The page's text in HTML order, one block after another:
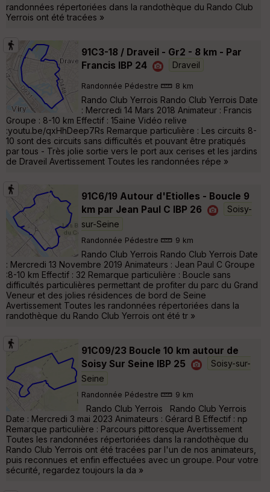
randonnées répertoriées dans la randothèque du Rando Club
Yerrois ont été tracées »
91C3-18 / Draveil - Gr2 - 8 km - Par
Francis IBP 24
Draveil
Randonnée Pédestre 8 km
Rando Club Yerrois Rando Club Yerrois Date
: Mercredi 14 Mars 2018 Animateur : Francis
Groupe : 8-10 km Effectif : 15aine Vidéo relive
:youtu.be/qxHhDeep7Rs Remarque particulière : Les circuits 8-
10 sont des circuits sans difficultés et pouvant être pratiqués
par tous - Très jolie sortie vers le port aux cerises et les jardins
de Draveil Avertissement Toutes les randonnées répe »
91C6/19 Autour d'Etiolles - Boucle 9
km par Jean Paul C IBP 26
Soisy-
sur-Seine
Randonnée Pédestre 9 km
Rando Club Yerrois Rando Club Yerrois Date
: Mercredi 13 Novembre 2019 Animateurs : Jean Paul C Groupe
:8-10 km Effectif : 32 Remarque particulière : Boucle sans
difficultés particulières permettant de profiter du parc du Grand
Veneur et des jolies résidences de bord de Seine
Avertissement Toutes les randonnées répertoriées dans la
randothèque du Rando Club Yerrois ont été tr »
91C09/23 Boucle 10 km autour de
Soisy Sur Seine IBP 25
Soisy-sur-
Seine
Randonnée Pédestre 9 km
Rando Club Yerrois Rando Club Yerrois
Date : Mercredi 3 mai 2023 Animateurs : Gérard B Effectif : np
Remarque particulière : Parcours pittoresque Avertissement
Toutes les randonnées répertoriées dans la randothèque du
Rando Club Yerrois ont été tracées par l'un de nos animateurs,
puis reconnues et enfin effectuées avec un groupe. Pour votre
sécurité, regardez toujours la da »